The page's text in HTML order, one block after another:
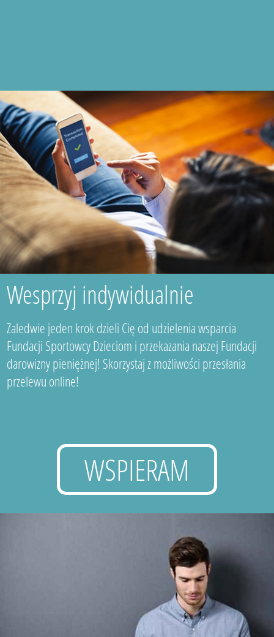
Wesprzyj indywidualnie
Zaledwie jeden krok dzieli Cię od udzielenia wsparcia
Fundacji Sportowcy Dzieciom i przekazania naszej Fundacji
darowizny pieniężnej! Skorzystaj z możliwości przesłania
przelewu online!
WSPIERAM